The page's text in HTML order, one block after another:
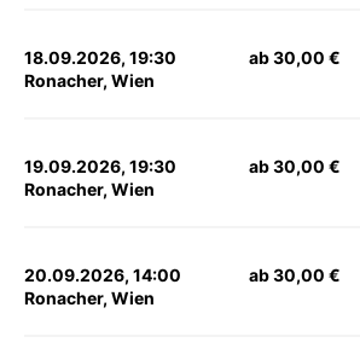
18.09.2026, 19:30
Ronacher, Wien
ab 30,00 €
19.09.2026, 19:30
Ronacher, Wien
ab 30,00 €
20.09.2026, 14:00
Ronacher, Wien
ab 30,00 €